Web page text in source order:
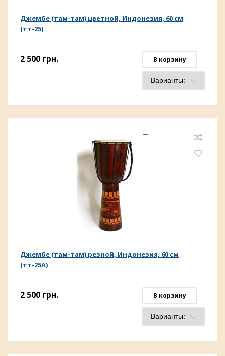
Джембе (там-там) цветной, Индонезия, 60 см
(тт-25)
2 500 грн. В корзину
Джембе (там-там) резной, Индонезия, 60 см
(тт-25А)
2 500 грн. В корзину